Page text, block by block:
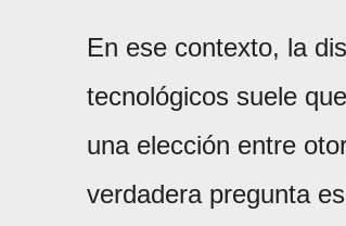
En ese contexto, la
tecnológicos suele
una elección entre
verdadera pregunta